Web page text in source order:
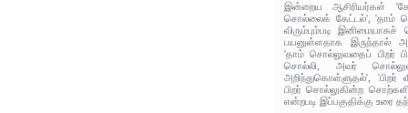
இன்றைய ஆசிரியர்கள்
சொல்லைக் கேட்டல்', 'தாம்
விரும்பும்படி
பயனுள்ளதாக இருந்தால்
'தாம் சொல்லுவதைப் பிறர்
சொல்லி, அவர்
அறிந்துகொள்ளுதல்', 'பிறர்
பிறர் சொல்லுகின்ற
என்றபடி இப்பகுதிக்கு உரை